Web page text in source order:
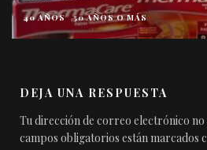
DEJA UNA RESPUESTA
Tu dirección de correo electrónico no
campos obligatorios están marcados